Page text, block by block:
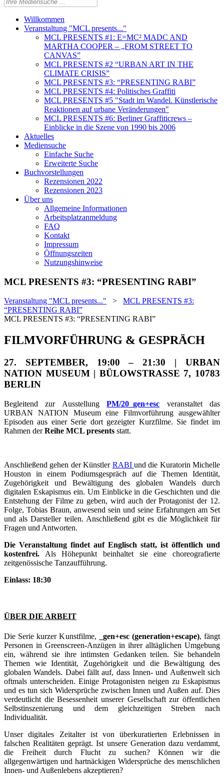
Willkommen
Veranstaltung "MCL presents..."
MCL PRESENTS #1: E=MC² MADC AND
MARTHA COOPER – „FROM STREET TO
CANVAS”
MCL PRESENTS #2 “URBAN ART IN THE
CLIMATE CRISIS”
MCL PRESENTS #3: “PRESENTING RABI”
MCL PRESENTS #4: Politisches Graffiti
MCL PRESENTS #5 "Stadt im Wandel. Künstlerische
Reaktionen auf urbane Veränderungen"
MCL PRESENTS #6: Berliner Graffiticrews –
Einblicke in die Szene von 1990 bis 2006
Aktuelles
Mediensuche
Einfache Suche
Erweiterte Suche
Buchvorstellungen
Rezensionen 2022
Rezensionen 2023
Über uns
Allgemeine Informationen
Arbeitsplatzanmeldung
FAQ
Kontakt
Impressum
Öffnungszeiten
Nutzungshinweise
MCL PRESENTS #3: “PRESENTING RABI”
Veranstaltung "MCL presents..." > MCL PRESENTS #3:
“PRESENTING RABI”
MCL PRESENTS #3: “PRESENTING RABI”
FILMVORFÜHRUNG & GESPRÄCH
27. SEPTEMBER, 19:00 – 21:30 | URBAN
NATION MUSEUM | BÜLOWSTRASSE 7, 10783
BERLIN
Begleitend zur AusstellungPM/20_gen+esc veranstaltet das
URBAN NATION Museum eine Filmvorführung ausgewählter
Episoden aus einer Serie dort gezeigter Kurzfilme. Sie findet im
Rahmen derReihe MCL presents statt.
Anschließend gehen der Künstler RABI und die Kuratorin Michelle
Houston in einem Podiumsgespräch auf die Themen Identität,
Zugehörigkeit und Bewältigung des globalen Wandels durch
digitalen Eskapismus ein. Um Einblicke in die Geschichten und die
Entstehung der Filme zu geben, wird auch der Protagonist der 12.
Folge, Tobias Braun, anwesend sein und seine Erfahrungen am Set
und als Darsteller teilen. Anschließend gibt es die Möglichkeit für
Fragen und Antworten.
Die Veranstaltung findet auf Englisch statt, ist öffentlich und
kostenfrei. Als Höhepunkt beinhaltet sie eine choreografierte
zeitgenössische Tanzaufführung.
Einlass: 18:30
ÜBER DIE ARBEIT
Die Serie kurzer Kunstfilme, _gen+esc (generation+escape), fängt
Personen in Greenscreen-Anzügen in ihrer alltäglichen Umgebung
ein, während sie ihre intimsten Gedanken teilen. Sie behandeln
Themen wie Identität, Zugehörigkeit und die Bewältigung des
globalen Wandels. Dabei fällt auf, dass Innen- und Außenwelt sich
oftmals unterscheiden. Einige Protagonisten neigen zu Eskapismus
und es tun sich Widersprüche zwischen Innen und Außen auf. Dies
verdeutlicht die Besessenheit unserer Gesellschaft zur öffentlichen
Selbstinszenierung und dem gleichzeitigen Streben nach
Individualität.
Unser digitales Zeitalter ist von überkuratierten Erlebnissen in
falschen Realitäten geprägt. Ist unsere Generation dazu verdammt,
die Freiheit durch Flucht zu suchen? Können wir die
allgegenwärtigen und hartnäckigen Widersprüche des menschlichen
Innen- und Außenlebens akzeptieren?